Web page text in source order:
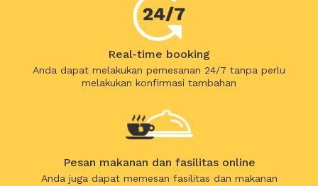
Real-time booking
Anda dapat melakukan pemesanan 24/7 tanpa perlu
melakukan konfirmasi tambahan
Pesan makanan dan fasilitas online
Anda juga dapat memesan fasilitas dan makanan